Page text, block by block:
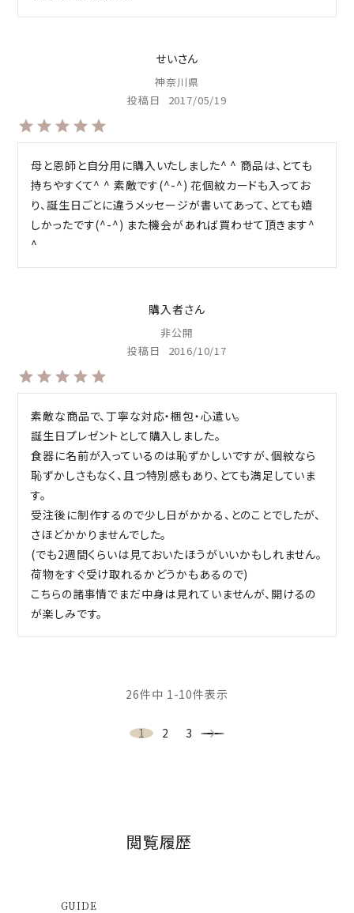
せい
神奈川県
投稿日
2017/05/19
母と恩師と自分用に購入いたしました^ ^ 商品は、とても
持ちやすくて^ ^ 素敵です(^-^) 花個紋カードも入ってお
り、誕生日ごとに違うメッセージが書いてあって、とても嬉
しかったです(^-^) また機会があれば買わせて頂きます^
^
購入者
非公開
投稿日
2016/10/17
素敵な商品で、丁寧な対応・梱包・心遣い。
誕生日プレゼントとして購入しました。
食器に名前が入っているのは恥ずかしいですが、個紋なら
恥ずかしさもなく、且つ特別感もあり、とても満足していま
す。
受注後に制作するので少し日がかかる、とのことでしたが、
さほどかかりませんでした。
(でも2週間くらいは見ておいたほうがいいかもしれません。
荷物をすぐ受け取れるかどうかもあるので)
こちらの諸事情でまだ中身は見れていませんが、開けるの
26件中 1-10件表示
1 2 3
閲覧履歴
GUIDE